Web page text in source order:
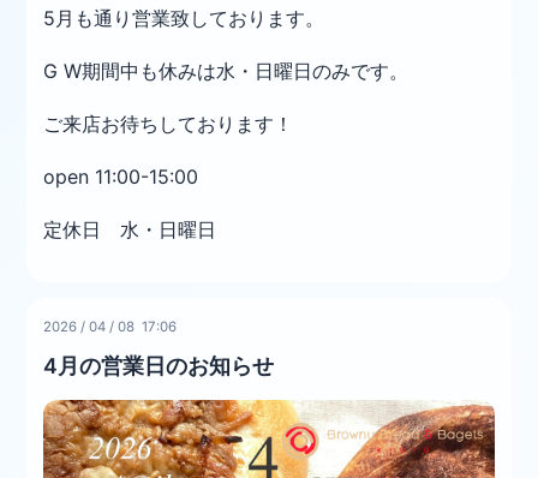
5月も通り営業致しております。
G W期間中も休みは水・日曜日のみです。
ご来店お待ちしております！
open 11:00-15:00
定休日 水・日曜日
2026 /04 /08 17:06
4月の営業日のお知らせ